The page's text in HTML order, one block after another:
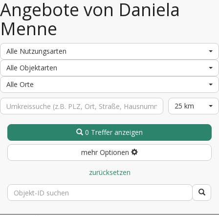
Angebote von Daniela
Menne
Alle Nutzungsarten
Alle Objektarten
Alle Orte
25 km
0 Treffer anzeigen
mehr Optionen
zurücksetzen